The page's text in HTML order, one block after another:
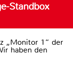
Standbox
„Monitor 1“ der
haben den